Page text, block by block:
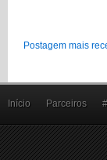
Postagem mais
Início Parceiros #